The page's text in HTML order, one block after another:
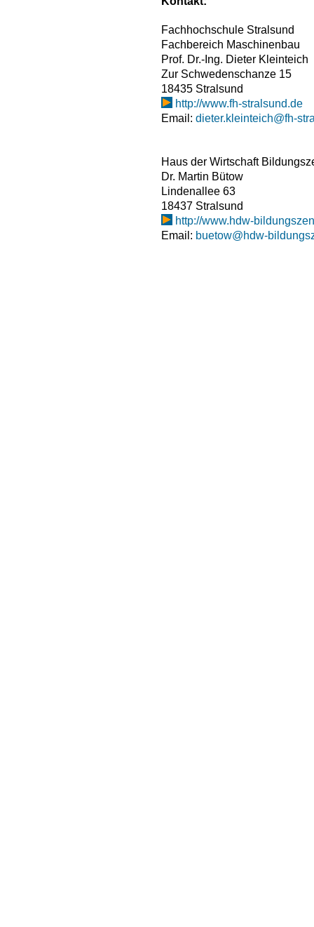
Fachhochschule Stralsund
Fachbereich Maschinenbau
Prof. Dr.-Ing. Dieter Kleinteich
Zur Schwedenschanze 15
18435 Stralsund
http://www.fh-stralsund.de
Email: dieter.kleinteich@fh-
Haus der Wirtschaft
Dr. Martin Bütow
Lindenallee 63
18437 Stralsund
http://www.hdw-
Email: buetow@hdw-